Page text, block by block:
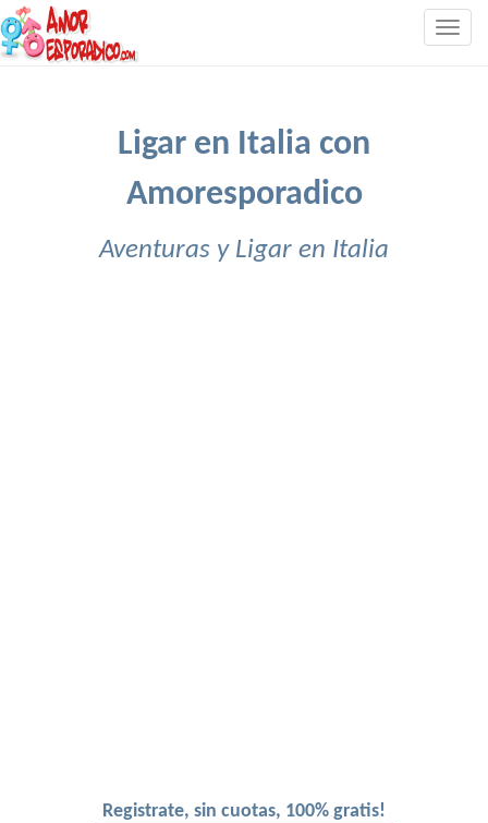
Ligar en Italia con
Amoresporadico
Aventuras y Ligar en Italia
Registrate, sin cuotas, 100% gratis!